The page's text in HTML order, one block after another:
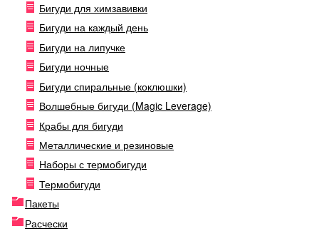
Бигуди для химзавивки
Бигуди на каждый день
Бигуди на липучке
Бигуди ночные
Бигуди спиральные (коклюшки)
Волшебные бигуди (Magic Leverage)
Крабы для бигуди
Металлические и резиновые
Наборы с термобигуди
Термобигуди
Пакеты
Расчески